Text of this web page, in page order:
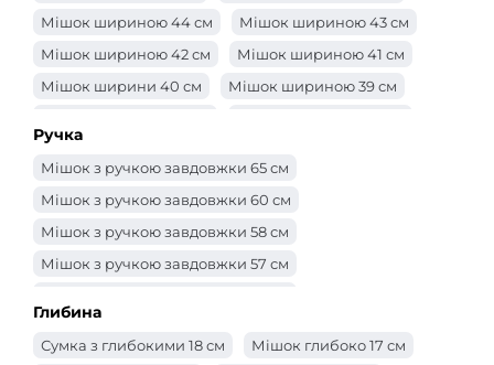
Мішок шириною 44 см
Мішок шириною 43 см
Мішок шириною 42 см
Мішок шириною 41 см
Мішок ширини 40 см
Мішок шириною 39 см
Мішок шириною 34 см
Мішок шириною 32 см
Мішок шириною 30 см
Мішок шириною 28 см
Мішок шириною 26 см
Сумка -ширина 24 см
Сумка -ширина 23 см
Ручка
Мішок з ручкою завдовжки 65 см
Мішок з ручкою завдовжки 60 см
Мішок з ручкою завдовжки 58 см
Мішок з ручкою завдовжки 57 см
Мішок з ручкою завдовжки 52 см
Глибина
Сумка з глибокими 18 см
Мішок глибоко 17 см